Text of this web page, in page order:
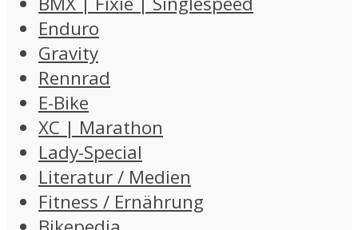
Enduro
Gravity
Rennrad
E-Bike
XC | Marathon
Lady-Special
Literatur / Medien
Fitness / Ernährung